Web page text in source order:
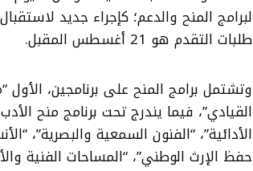
لبرامج المنح والدعم؛ كإجراء جديد
طلبات التقدم هو 21 أغسطس المقبل.
وتشتمل برامج المنح على برنامجين، الأول
القيادي”، فيما يندرج تحت برنامج منح
الأدائية”، “الفنون السمعية والبصرية”،
حفظ الإرث الوطني”، “المساحات الفنية